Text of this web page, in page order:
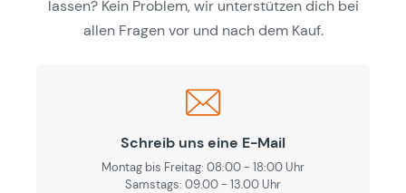
lassen? Kein Problem, wir unterstützen dich bei
allen Fragen vor und nach dem Kauf.
Schreib uns eine E-Mail
Montag bis Freitag: 08:00 - 18:00 Uhr
Samstags: 09.00 - 13.00 Uhr